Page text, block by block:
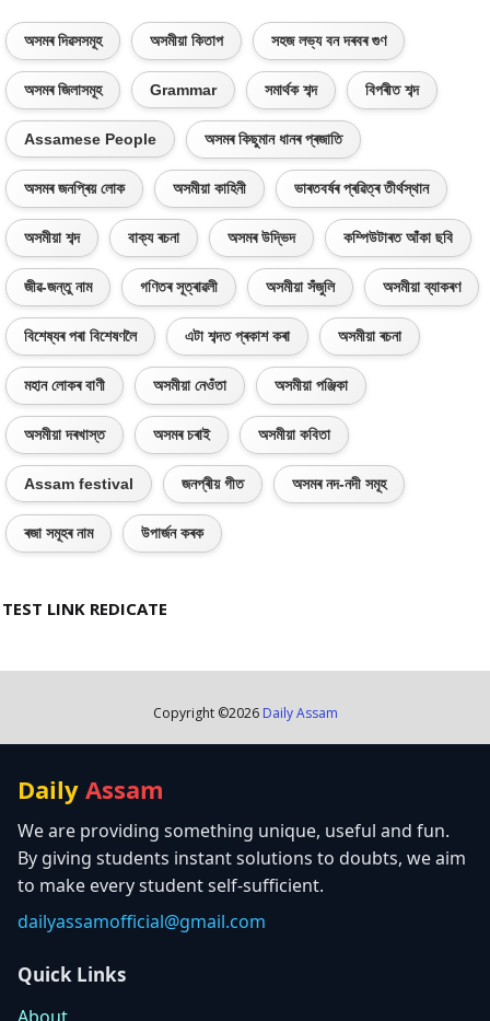
অসমৰ দিৱসসমূহ অসমীয়া কিতাপ সহজ লভ্য বন দৰবৰ গুণ
অসমৰ জিলাসমূহ Grammar সমাৰ্থক শব্দ বিপৰীত শব্দ
Assamese People অসমৰ কিছুমান ধানৰ প্ৰজাতি
অসমৰ জনপ্ৰিয় লোক অসমীয়া কাহিনী ভাৰতবৰ্ষৰ প্ৰৱিত্ৰ তীৰ্থস্থান
অসমীয়া শব্দ বাক্য ৰচনা অসমৰ উদ্ভিদ কম্পিউটাৰত আঁকা ছবি
জীৱ-জন্তু নাম গণিতৰ সূত্ৰাৱলী অসমীয়া সঁজুলি অসমীয়া ব্যাকৰণ
বিশেষ্যৰ পৰা বিশেষণলৈ এটা শব্দত প্ৰকাশ কৰা অসমীয়া ৰচনা
মহান লোকৰ বাণী অসমীয়া নেওঁতা অসমীয়া পঞ্জিকা
অসমীয়া দৰখাস্ত অসমৰ চৰাই অসমীয়া কবিতা
Assam festival জনপ্ৰীয় গীত অসমৰ নদ-নদী সমূহ
ৰজা সমূহৰ নাম উপাৰ্জন কৰক
TEST LINK REDICATE
Copyright ©2026 Daily Assam
Daily Assam
We are providing something unique, useful and fun.
By giving students instant solutions to doubts, we aim
to make every student self-sufficient.
dailyassamofficial@gmail.com
Quick Links